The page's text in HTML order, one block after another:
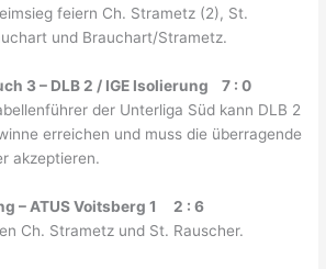
feiern Ch. Strametz (2), St.
und Brauchart/Strametz.
3 – DLB 2 / IGE Isolierung 7 : 0
der Unterliga Süd kann DLB 2
erreichen und muss die überragende
akzeptieren.
– ATUS Voitsberg 1 2 : 6
Ch. Strametz und St. Rauscher.